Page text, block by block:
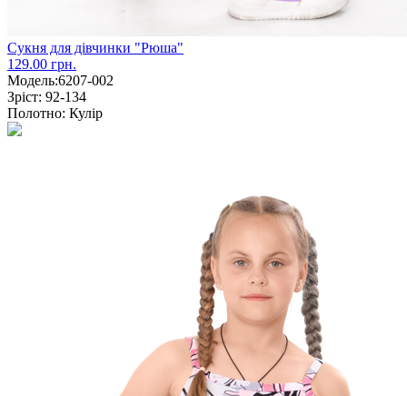
Сукня для дівчинки "Рюша"
129.00 грн.
Модель:6207-002
Зріст: 92-134
Полотно: Кулір